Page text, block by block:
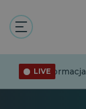
LIVE
Dezinformacja
< Powrót do profilu